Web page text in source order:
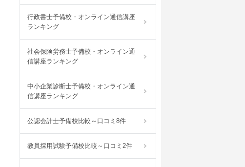
行政書士予備校・オンライン通信講座
ランキング
社会保険労務士予備校・オンライン通
信講座ランキング
中小企業診断士予備校・オンライン通
信講座ランキング
公認会計士予備校比較～口コミ8件
教員採用試験予備校比較～口コミ2件